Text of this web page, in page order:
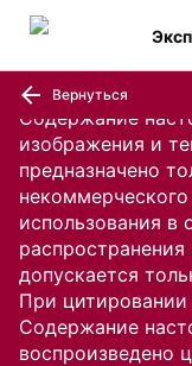
Содержание
изображения и
предназначено
использования в
допускается
При цитировании
Содержание
воспроизведено
Вернуться